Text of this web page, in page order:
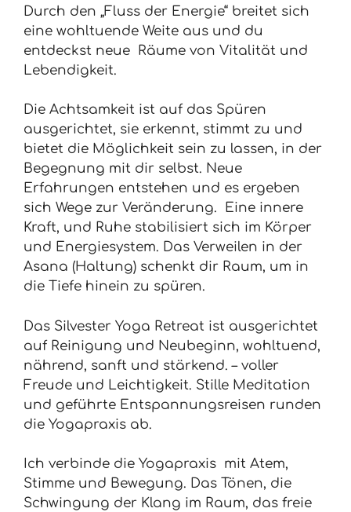
Durch den „Fluss der Energie“ breitet sich
eine wohltuende Weite aus und du
entdeckst neue Räume von Vitalität und
Lebendigkeit.
Die Achtsamkeit ist auf das Spüren
ausgerichtet, sie erkennt, stimmt zu und
bietet die Möglichkeit sein zu lassen, in der
Begegnung mit dir selbst. Neue
Erfahrungen entstehen und es ergeben
sich Wege zur Veränderung. Eine innere
Kraft, und Ruhe stabilisiert sich im Körper
und Energiesystem. Das Verweilen in der
Asana (Haltung) schenkt dir Raum, um in
die Tiefe hinein zu spüren.
Das Silvester Yoga Retreat ist ausgerichtet
auf Reinigung und Neubeginn, wohltuend,
nährend, sanft und stärkend. – voller
Freude und Leichtigkeit. Stille Meditation
und geführte Entspannungsreisen runden
die Yogapraxis ab.
Ich verbinde die Yogapraxis mit Atem,
Stimme und Bewegung. Das Tönen, die
Schwingung der Klang im Raum, das freie